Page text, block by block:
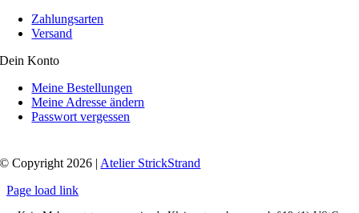
Zahlungsarten
Versand
Dein Konto
Meine Bestellungen
Meine Adresse ändern
Passwort vergessen
© Copyright 2026 | Atelier StrickStrand
Page load link